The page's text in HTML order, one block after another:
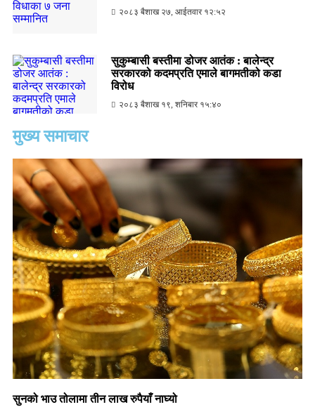
२०८३ बैशाख २७, आईतवार १२:५२
सुकुम्बासी बस्तीमा डोजर आतंक : बालेन्द्र
सरकारको कदमप्रति एमाले बागमतीको कडा
विरोध
२०८३ बैशाख १९, शनिबार १५:४०
मुख्य समाचार
सुनको भाउ तोलामा तीन लाख रुपैयाँ नाघ्यो